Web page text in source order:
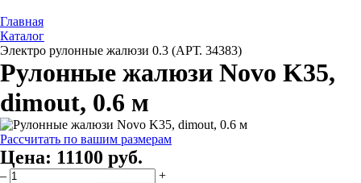
Главная
Каталог
Электро рулонные жалюзи 0.3 (АРТ. 34383)
Рулонные жалюзи Novo K35,
dimout, 0.6 м
Рассчитать по вашим размерам
Цена: 11100 руб.
– +